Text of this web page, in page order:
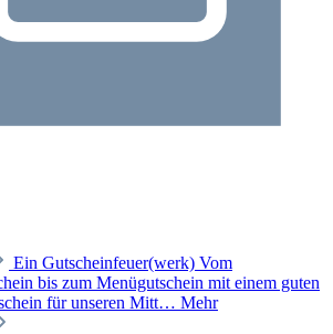
Ein Gutscheinfeuer(werk) Vom
bis zum Menügutschein mit einem guten
für unseren Mitt… Mehr